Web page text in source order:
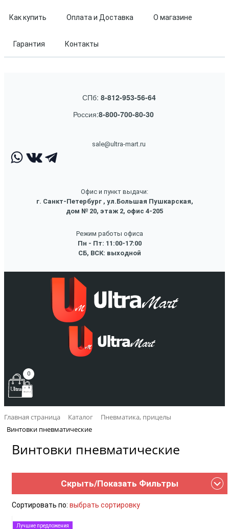
Как купить Оплата и Доставка О магазине
Гарантия Контакты
СПб: 8-812-953-56-64
Россия:8-800-700-80-30
sale@ultra-mart.ru
Офис и пункт выдачи:
г. Санкт-Петербург , ул.Большая Пушкарская,
дом № 20, этаж 2, офис 4-205
Режим работы офиса
Пн - Пт: 11:00-17:00
СБ, ВСК: выходной
0
Главная страница Каталог
Пневматика, прицелы
Винтовки пневматические
Винтовки пневматические
Скрыть/Показать Фильтры
Сортировать по: выбрать сортировку
Лучшие предложения